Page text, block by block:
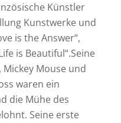
Künstler
Kunstwerke und
is the Answer“,
is Beautiful“.Seine
Mouse und
waren ein
die Mühe des
Seine erste